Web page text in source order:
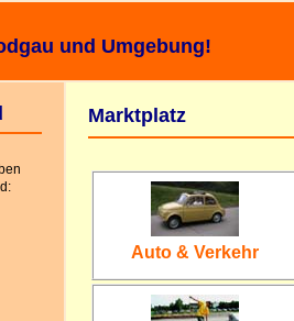
und Umgebung!
:
Marktplatz
Auto & Verkehr